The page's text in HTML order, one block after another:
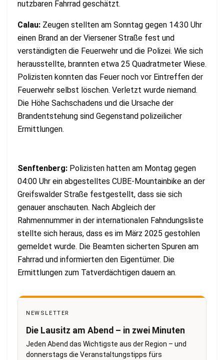
nutzbaren Fahrrad geschätzt.
Calau: Zeugen stellten am Sonntag gegen 14:30 Uhr
einen Brand an der Viersener Straße fest und
verständigten die Feuerwehr und die Polizei. Wie sich
herausstellte, brannten etwa 25 Quadratmeter Wiese.
Polizisten konnten das Feuer noch vor Eintreffen der
Feuerwehr selbst löschen. Verletzt wurde niemand.
Die Höhe Sachschadens und die Ursache der
Brandentstehung sind Gegenstand polizeilicher
Ermittlungen.
Senftenberg: Polizisten hatten am Montag gegen
04:00 Uhr ein abgestelltes CUBE-Mountainbike an der
Greifswalder Straße festgestellt, dass sie sich
genauer anschauten. Nach Abgleich der
Rahmennummer in der internationalen Fahndungsliste
stellte sich heraus, dass es im März 2025 gestohlen
gemeldet wurde. Die Beamten sicherten Spuren am
Fahrrad und informierten den Eigentümer. Die
Ermittlungen zum Tatverdächtigen dauern an.
NEWSLETTER
Die Lausitz am Abend – in zwei Minuten
Jeden Abend das Wichtigste aus der Region – und
donnerstags die Veranstaltungstipps fürs